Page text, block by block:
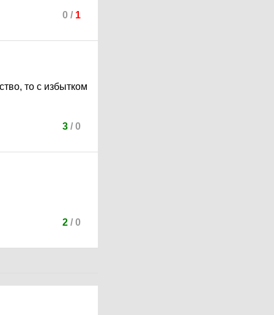
0 / 1
то с избытком
3/ 0
2/ 0